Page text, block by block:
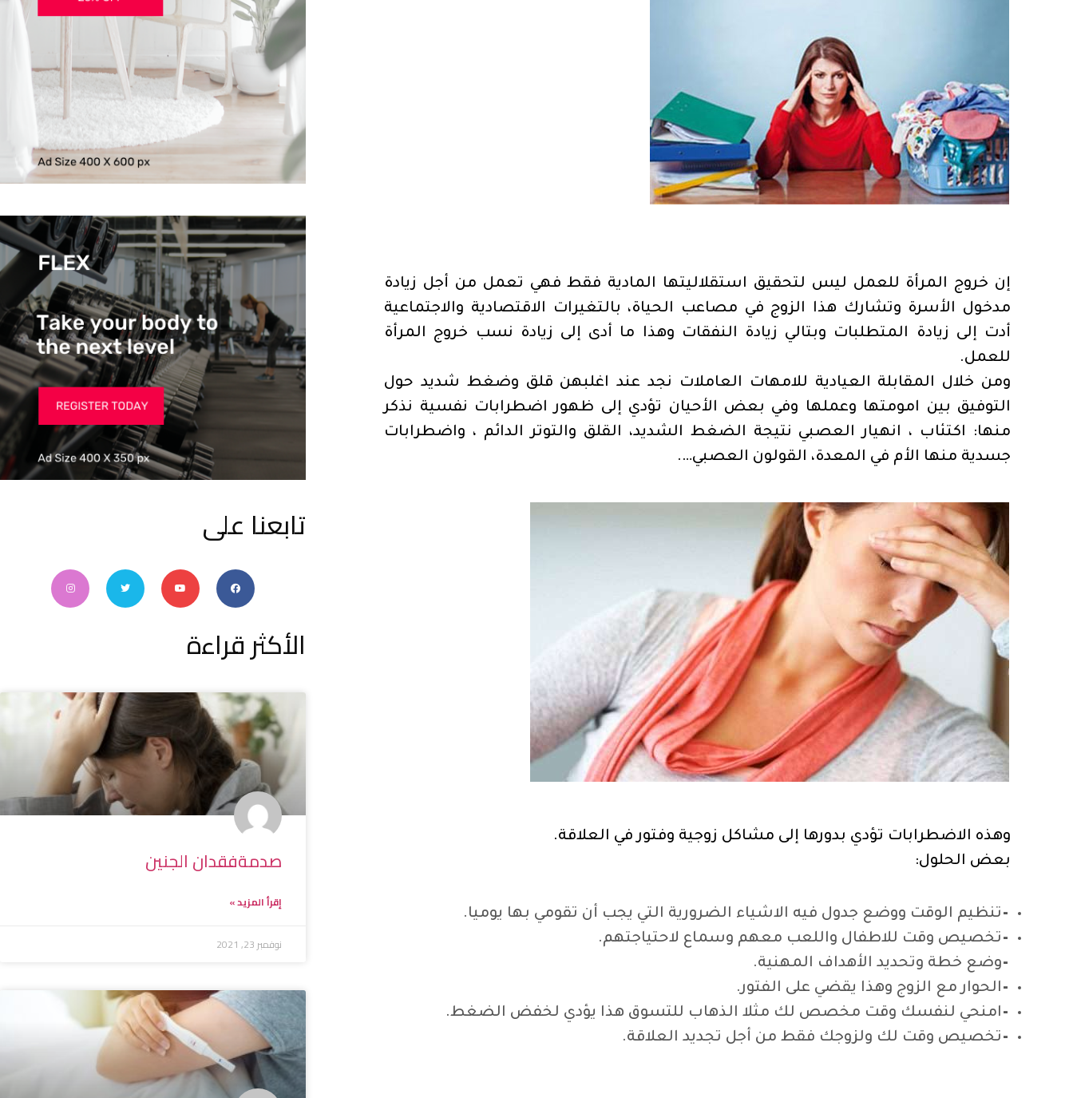
إن خروج المرأة للعمل ليس لتحقيق استقلاليتها المادية فقط فهي تعمل من أجل زيادة
مدخول الأسرة وتشارك هذا الزوج في مصاعب الحياة، بالتغيرات الاقتصادية والاجتماعية
أدت إلى زيادة المتطلبات وبتالي زيادة النفقات وهذا ما أدى إلى زيادة نسب خروج المرأة
للعمل.
ومن خلال المقابلة العيادية للامهات العاملات نجد عند اغلبهن قلق وضغط شديد حول
التوفيق بين امومتها وعملها وفي بعض الأحيان تؤدي إلى ظهور اضطرابات نفسية نذكر
منها: اكتئاب ، انهيار العصبي نتيجة الضغط الشديد، القلق والتوتر الدائم ، واضطرابات
جسدية منها الأم في المعدة، القولون العصبي….
وهذه الاضطرابات تؤدي بدورها إلى مشاكل زوجية وفتور في العلاقة.
بعض الحلول:
– تنظيم الوقت ووضع جدول فيه الاشياء الضرورية التي يجب أن تقومي بها يوميا.
– تخصيص وقت للاطفال واللعب معهم وسماع لاحتياجتهم.
–وضع خطة وتحديد الأهداف المهنية.
– الحوار مع الزوج وهذا يقضي على الفتور.
– امنحي لنفسك وقت مخصص لك مثلا الذهاب للتسوق هذا يؤدي لخفض الضغط.
– تخصيص وقت لك ولزوجك فقط من أجل تجديد العلاقة.
تابعنا على
الأكثر قراءة
صدمةفقدان الجنين
إقرأ المزيد »
نوفمبر 23, 2021